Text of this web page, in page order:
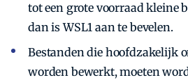
tot een grote voorraad kleine
dan is WSL1 aan te bevelen.
Bestanden die hoofdzakelijk
worden bewerkt, moeten